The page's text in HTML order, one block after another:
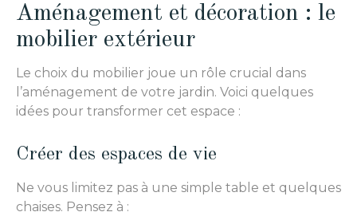
Aménagement et décoration : le
mobilier extérieur
Le choix du mobilier joue un rôle crucial dans
l’aménagement de votre jardin. Voici quelques
idées pour transformer cet espace :
Créer des espaces de vie
Ne vous limitez pas à une simple table et quelques
chaises. Pensez à :